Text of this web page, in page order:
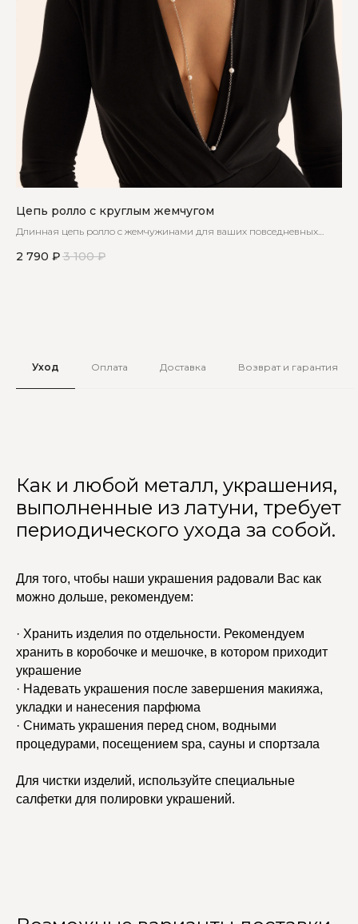
Цепь ролло с круглым жемчугом
Длинная цепь ролло с жемчужинами для ваших повседневных
2 790 ₽ 3 100 ₽
Уход Оплата Доставка Возврат и гарантия
Как и любой металл, украшения,
выполненные из латуни, требует
периодического ухода за собой.
Для того, чтобы наши украшения радовали Вас как
можно дольше, рекомендуем:
· Хранить изделия по отдельности. Рекомендуем
хранить в коробочке и мешочке, в котором приходит
украшение
· Надевать украшения после завершения макияжа,
укладки и нанесения парфюма
· Снимать украшения перед сном, водными
процедурами, посещением spa, сауны и спортзала
Для чистки изделий, используйте специальные
салфетки для полировки украшений.